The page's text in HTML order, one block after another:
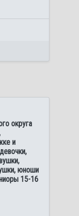
округа
и
юноши
15-16